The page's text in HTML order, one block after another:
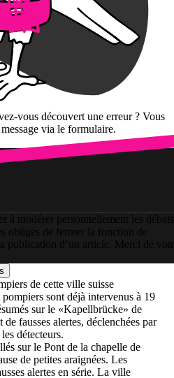
vous découvert une erreur ? Vous
via le formulaire.
à modérer personnellement les débats
obligés de fermer la fonction de
publication d’un article. Merci de
de cette ville suisse
sont déjà intervenus à 19
sur le «Kapellbrücke» de
fausses alertes, déclenchées par
détecteurs.
sur le Pont de la chapelle de
de petites araignées. Les
alertes en série. La ville